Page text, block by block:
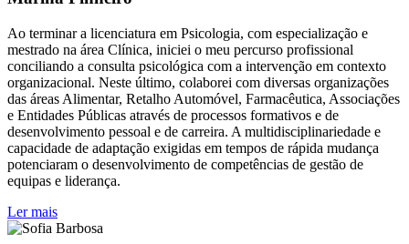
Ao terminar a licenciatura em Psicologia, com especialização e
mestrado na área Clínica, iniciei o meu percurso profissional
conciliando a consulta psicológica com a intervenção em contexto
organizacional. Neste último, colaborei com diversas organizações
das áreas Alimentar, Retalho Automóvel, Farmacêutica, Associações
e Entidades Públicas através de processos formativos e de
desenvolvimento pessoal e de carreira. A multidisciplinariedade e
capacidade de adaptação exigidas em tempos de rápida mudança
potenciaram o desenvolvimento de competências de gestão de
equipas e liderança.
Ler mais